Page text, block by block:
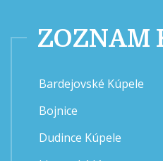
ZOZNAM
Bardejovské Kúpele
Bojnice
Dudince Kúpele